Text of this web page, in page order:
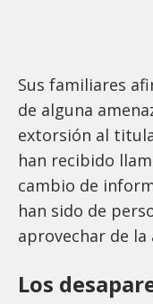
Sus familiares
de alguna
extorsión al
han recibido
cambio de
han sido de
aprovechar de
Los